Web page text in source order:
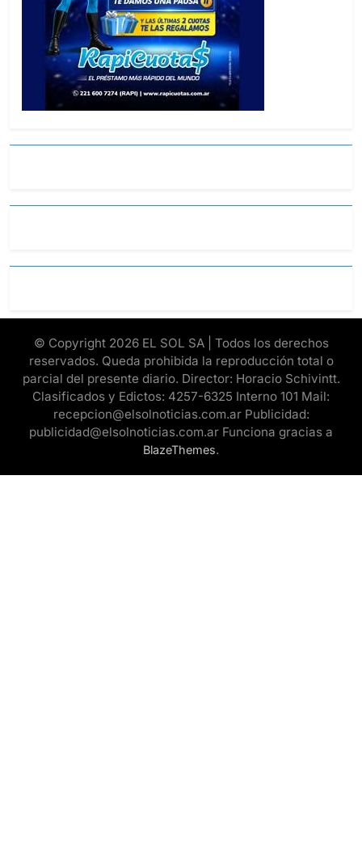
© Copyright 2026 EL SOL SA | Todos los derechos
reservados. Queda prohibida la reproducción total o
parcial del presente diario. Director: Horacio Schivintt.
Clasificados y Edictos: 4257-6325 Interno 101 Mail:
recepcion@elsolnoticias.com.ar Publicidad:
publicidad@elsolnoticias.com.ar Funciona gracias a
BlazeThemes.